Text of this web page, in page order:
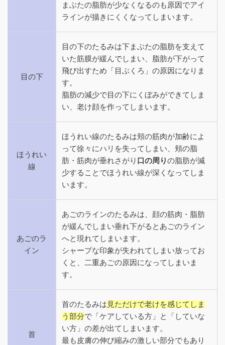
まぶたの脂肪が少なくなるのも原因でアイ
ラインが描きにくくなってしまいます。
目の下
目の下のたるみは下まぶたの脂肪を支えて
いた筋膜が緩んでしまい、脂肪が下がって
飛び出すため「目ぶくろ」の原因になりま
す。
脂肪の減少で目の下にくぼみができてしま
い、老け顔を作ってしまいます。
ほうれい
線
ほうれい線のたるみは頬の筋肉が加齢によ
って徐々にハリを失ってしまい、頬の脂
肪・筋肉が垂れさがり 口の周りの脂肪が減
少することでほうれい線が深くなってしま
います。
あごのラ
イン
あごのラインのたるみは、顔の筋肉・脂肪
が緩んでしまい垂れ下がるとあごのライン
へと現れてしまいます。
シャープな印象が失われてしまい放ってお
くと、二重あごの原因になってしまいま
す。
首
首のたるみは 見ただけで老けを感じてしま
う部分で「ケアしている方」と「していな
い方」の差が出てしまいます。
最も皮膚の伸び縮みの激しい部分でもあり